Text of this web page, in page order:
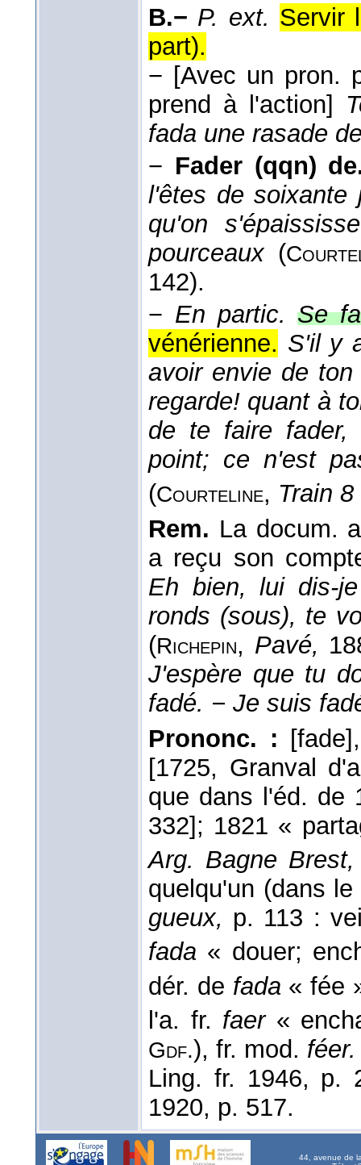
B.− P. ext. Servir
part).
− [Avec un pron.
prend à l'action]
fada une rasade
− Fader (qqn)
l'êtes de soixante
qu'on
pourceaux(
142).
− En partic. Se
vénérienne. S'il y
avoir envie de
regarde! quant à
de te faire fader,
point; ce n'est
(Courteline, Train
Rem. La docum.
a reçu son
Eh bien, lui dis-
ronds (sous), te
(Richepin, Pavé,
J'espère que tu
fadé. − Je suis
Prononc. :
[1725, Granval
que dans l'éd. de
332]; 1821 «
Arg. Bagne Brest,
quelqu'un (dans
gueux, p. 113 :
fada « douer;
dér. de fada« fée
l'a. fr. faer «
Gdf.), fr. mod. féer.
Ling. fr. 1946, p.
1920, p. 517.
44, avenue de